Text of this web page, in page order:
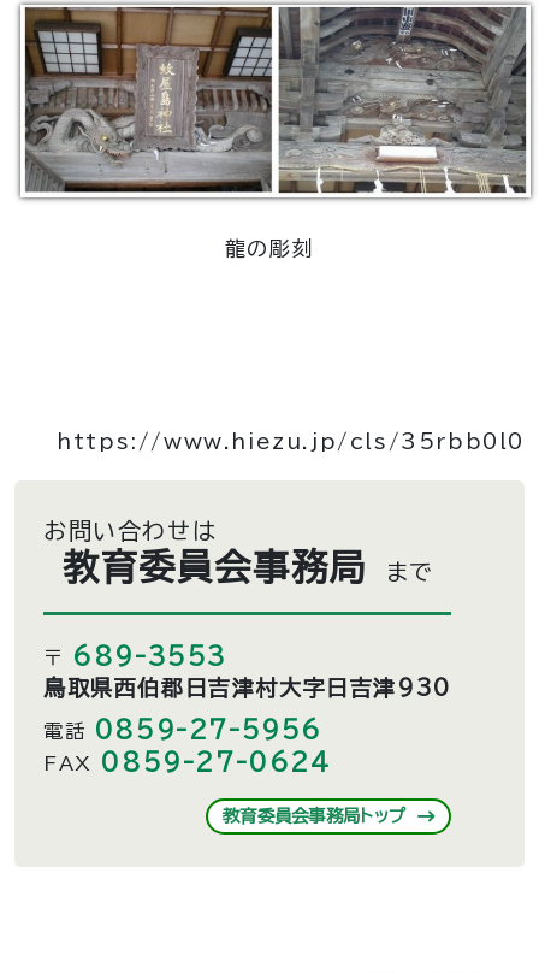
龍の彫刻
https://www.hiezu.jp/cls/35rbb0l0
お問い合わせは
教育委員会事務局 まで
〒 689-3553
鳥取県西伯郡日吉津村大字日吉津930
電話 0859-27-5956
FAX 0859-27-0624
教育委員会事務局トップ